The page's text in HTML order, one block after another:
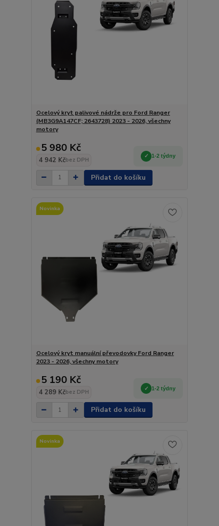
Ocelový kryt palivové nádrže pro Ford Ranger
(MB3G9A147CF; 2643728) 2023 - 2026, všechny
motory
5 980 Kč
4 942 Kčbez DPH
1-2 týdny
Přidat do košíku
Novinka
Ocelový kryt manuální převodovky Ford Ranger
2023 - 2026, všechny motory
5 190 Kč
4 289 Kčbez DPH
1-2 týdny
Přidat do košíku
Novinka